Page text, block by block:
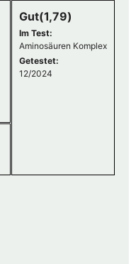
Gut(1,79)
Im Test:
Aminosäuren Komplex
Getestet:
12/2024